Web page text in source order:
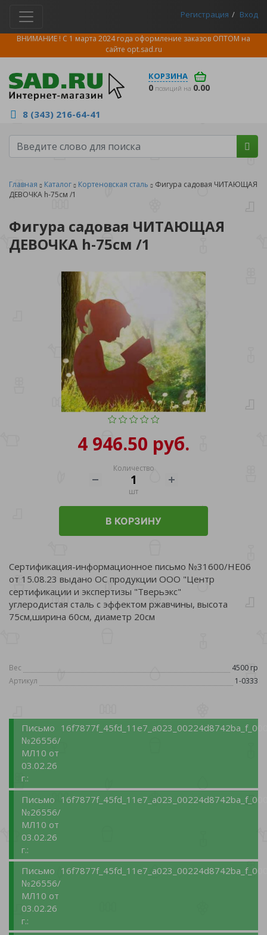
Регистрация Вход
ВНИМАНИЕ ! С 1 марта 2024 года оформление заказов ОПТОМ на
сайте opt.sad.ru
КОРЗИНА
0 позиций на 0.00
8 (343) 216-64-41
Главная Каталог Кортеновская сталь
Фигура садовая ЧИТАЮЩАЯ
ДЕВОЧКА h-75см /1
Фигура садовая ЧИТАЮЩАЯ
ДЕВОЧКА h-75см /1
4 946.50 руб.
Количество
шт
В КОРЗИНУ
Сертификация-информационное письмо №31600/НЕ06
от 15.08.23 выдано ОС продукции ООО "Центр
сертификации и экспертизы "Тверьэкс"
углеродистая сталь с эффектом ржавчины, высота
75см,ширина 60см, диаметр 20см
Вес
4500 гр
Артикул
1-0333
Письмо
№26556/
МЛ10 от
03.02.26
г.:
Письмо
№26556/
МЛ10 от
03.02.26
г.:
Письмо
№26556/
МЛ10 от
03.02.26
г.: